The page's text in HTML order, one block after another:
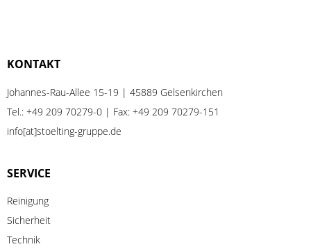
KONTAKT
Johannes-Rau-Allee 15-19 | 45889 Gelsenkirchen
Tel.: +49 209 70279-0 | Fax: +49 209 70279-151
info[at]stoelting-gruppe.de
SERVICE
Reinigung
Sicherheit
Technik